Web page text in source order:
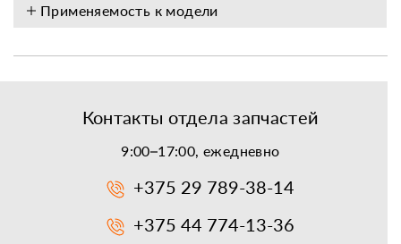
Применяемость к модели
Контакты отдела запчастей
9:00–17:00, ежедневно
+375 29 789-38-14
+375 44 774-13-36